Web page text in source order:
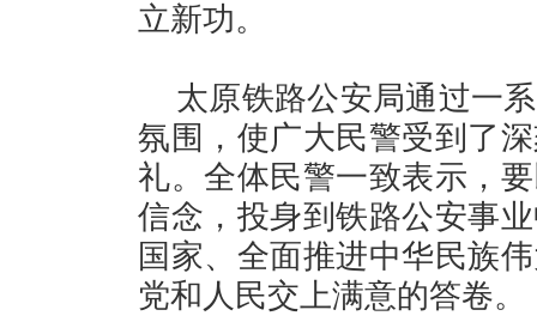
立新功。
太原铁路公安局通过一
氛围，使广大民警受到了
礼。全体民警一致表示，
信念，投身到铁路公安事
国家、全面推进中华民族
党和人民交上满意的答卷。